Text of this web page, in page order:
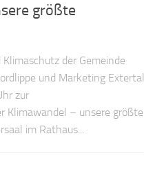
größte
der Gemeinde
und Marketing Extertal
zur
Klimawandel – unsere größte
im Rathaus...